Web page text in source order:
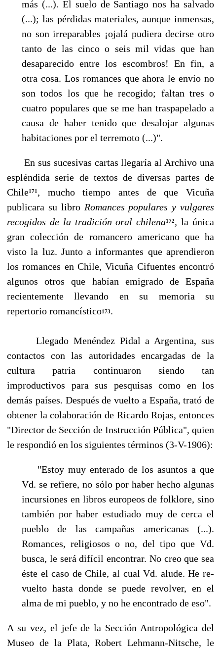
más (...). El suelo de Santiago nos ha salvado
(...); las pérdidas materiales, aunque in­mensas,
no son irreparables ¡ojalá pudiera decirse otro
tanto de las cinco o seis mil vidas que han
desaparecido entre los escombros! En fin, a
otra cosa. Los romances que ahora le envío no
son todos los que he recogido; faltan tres o
cuatro populares que se me han traspapelado a
causa de haber tenido que desalojar algunas
habitaciones por el terremoto (...)".
En sus sucesivas cartas llegaría al Archivo una
espléndida serie de textos de diversas partes de
Chile171 , mucho tiempo antes de que Vicuña
publicara su libro Romances populares y vulgares
re­cogidos de la tradición oral chilena172,la única
gran colección de romancero americano que ha
visto la luz. Junto a informantes que aprendieron
los romances en Chile, Vicuña Cifuentes encontró
algunos otros que habían emigrado de España
recientemente llevando en su memoria su
repertorio romancístico173.
Llegado Menéndez Pidal a Argentina, sus
contactos con las autoridades encargadas de la
cultu­ra patria continuaron siendo tan
improductivos para sus pesquisas como en los
demás países. Des­pués de vuelto a España, trató de
obtener la colaboración de Ricardo Rojas, entonces
"Director de Sección de Instrucción Pública", quien
le respondió en los siguientes términos (3-V-1906):
"Estoy muy enterado de los asuntos a que
Vd. se refiere, no sólo por haber hecho algunas
incursiones en libros europeos de folklore, sino
también por haber estudiado muy de cerca el
pueblo de las campañas americanas (...).
Romances, religiosos o no, del tipo que Vd.
bus­ca, le será difícil encontrar. No creo que sea
éste el caso de Chile, al cual Vd. alude. He re­
vuelto hasta donde se puede revolver, en el
alma de mi pueblo, y no he encontrado de eso".
A su vez, el jefe de la Sección Antropológica del
Museo de la Plata, Robert Lehmann-Nitsche, le